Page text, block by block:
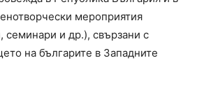
мероприятия
семинари и др.), свързани с
на българите в Западните